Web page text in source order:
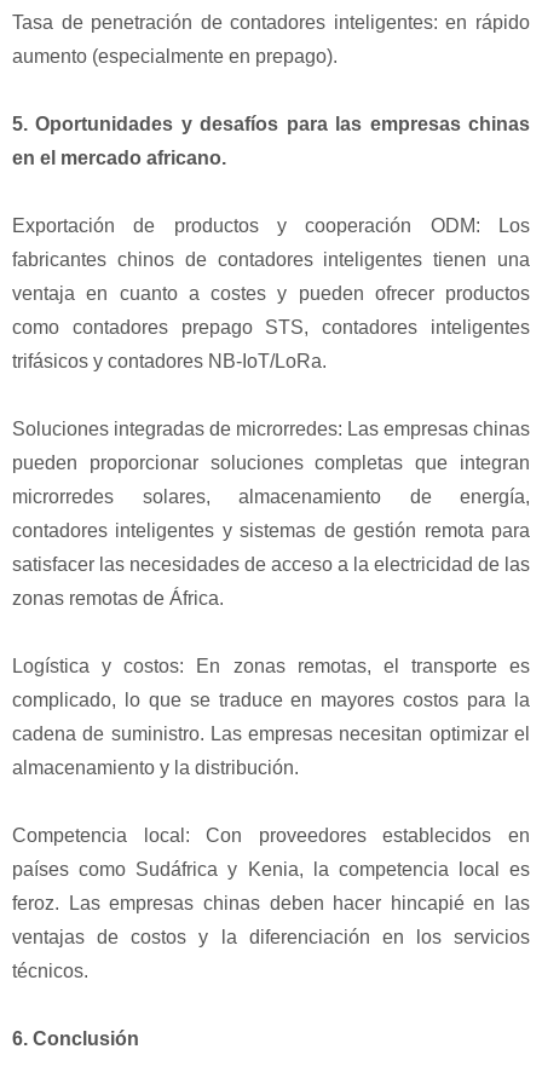
Tasa de penetración de contadores inteligentes: en rápido
aumento (especialmente en prepago).
5. Oportunidades y desafíos para las empresas chinas
en el mercado africano.
Exportación de productos y cooperación ODM: Los
fabricantes chinos de contadores inteligentes tienen una
ventaja en cuanto a costes y pueden ofrecer productos
como contadores prepago STS, contadores inteligentes
trifásicos y contadores NB-IoT/LoRa.
Soluciones integradas de microrredes: Las empresas chinas
pueden proporcionar soluciones completas que integran
microrredes solares, almacenamiento de energía,
contadores inteligentes y sistemas de gestión remota para
satisfacer las necesidades de acceso a la electricidad de las
zonas remotas de África.
Logística y costos: En zonas remotas, el transporte es
complicado, lo que se traduce en mayores costos para la
cadena de suministro. Las empresas necesitan optimizar el
almacenamiento y la distribución.
Competencia local: Con proveedores establecidos en
países como Sudáfrica y Kenia, la competencia local es
feroz. Las empresas chinas deben hacer hincapié en las
ventajas de costos y la diferenciación en los servicios
técnicos.
6. Conclusión